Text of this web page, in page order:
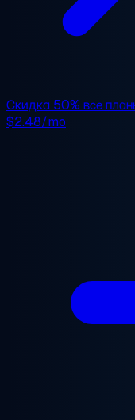
Скидка 50% все
$2.48/mo